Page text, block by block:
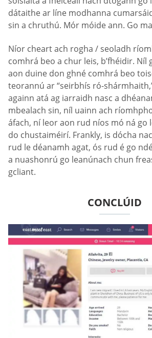
dátaithe ar líne modhanna
sin a chruthú. Mór móide ann. Go
Níor cheart ach rogha / seoladh
comhrá beo a chur leis, b’fhéidir. Níl
aon duine don ghné comhrá beo
teorannú ar “seirbhís ró-
againn atá ag iarraidh nasc a
mbealach sin, níl uainn ach
áfach, ní leor aon rud níos mó ná go
do chustaiméirí. Frankly, is dócha
rud le déanamh agat, ós rud é go
a nuashonrú go leanúnach chun
gcliant.
CONCLÚID